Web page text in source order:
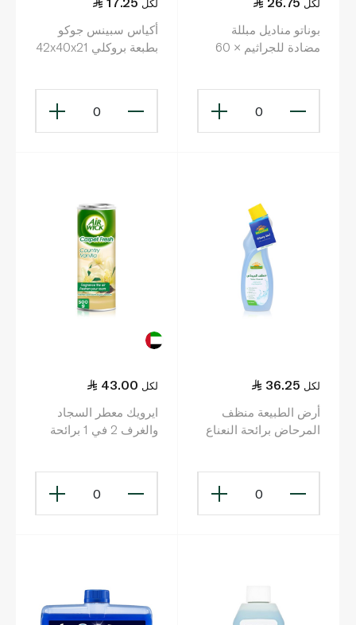
لكل
بوناتو مناديل مبللة
مضادة للجراثيم × 60
0
لكل
أكياس سبينس جوكو
بطبعة بروكلي 42x40x21
0
36.25 لكل
أرض الطبيعة منظف
المرحاض برائحة النعناع
0
43.00 لكل
ايرويك معطر السجاد
والغرف 2 في 1 برائحة
0